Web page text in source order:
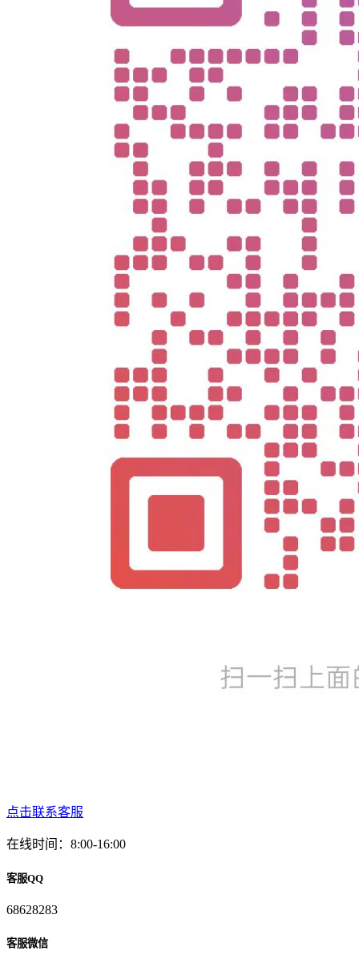
点击联系客服
在线时间：8:00-16:00
客服QQ
68628283
客服微信